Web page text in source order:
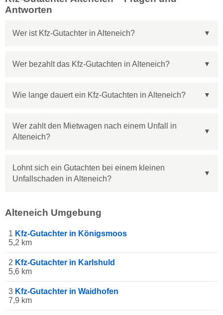
Antworten
Wer ist Kfz-Gutachter in Alteneich?
Wer bezahlt das Kfz-Gutachten in Alteneich?
Wie lange dauert ein Kfz-Gutachten in Alteneich?
Wer zahlt den Mietwagen nach einem Unfall in
Alteneich?
Lohnt sich ein Gutachten bei einem kleinen
Unfallschaden in Alteneich?
Alteneich Umgebung
1 Kfz-Gutachter in Königsmoos
5,2 km
2 Kfz-Gutachter in Karlshuld
5,6 km
3 Kfz-Gutachter in Waidhofen
7,9 km